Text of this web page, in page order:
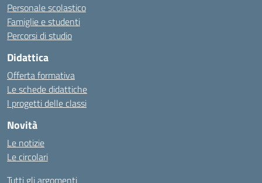
Personale scolastico
Famiglie e studenti
Percorsi di studio
Didattica
Offerta formativa
Le schede didattiche
I progetti delle classi
Novità
Le notizie
Le circolari
Tutti gli argomenti